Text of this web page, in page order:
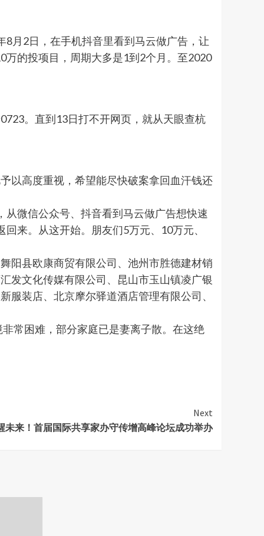
月2日，在手机抖音里看到马云做广告，让
的投项目，周期大多是1到2个月。至2020
。直到13日打不开网页，就从天眼查杭
以高度重视，希望能尽快破案拿回血汗钱还
微信公众号、抖音看到马云做广告想快速
来。从这开始。朋友们5万元、10万元、
阳县欧康商贸有限公司、池州市胜德建材销
发文化传媒有限公司、昆山市玉山镇凌广银
装店、北京摩尔驿道酒店管理有限公司、
常困难，部分家庭已是妻离子散。在这绝
Next
未来！首届国际共享家办守传增高峰论坛成功举办